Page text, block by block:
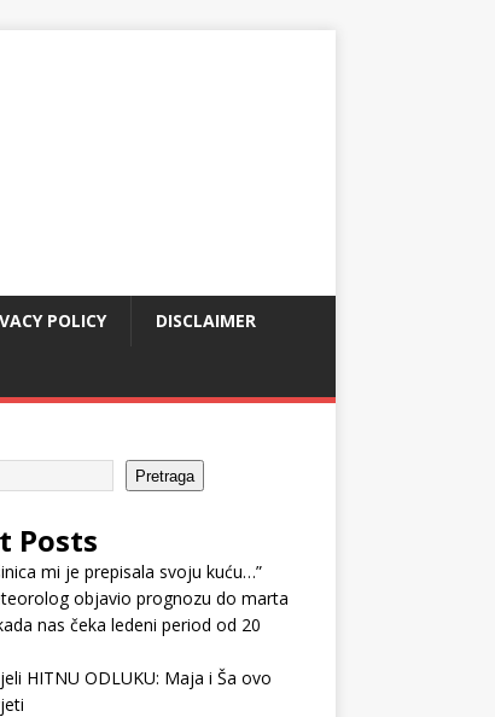
POLICY DISCLAIMER
Pretraga
Posts
mi je prepisala svoju kuću…”
objavio prognozu do marta
nas čeka ledeni period od 20
HITNU ODLUKU: Maja i Ša ovo